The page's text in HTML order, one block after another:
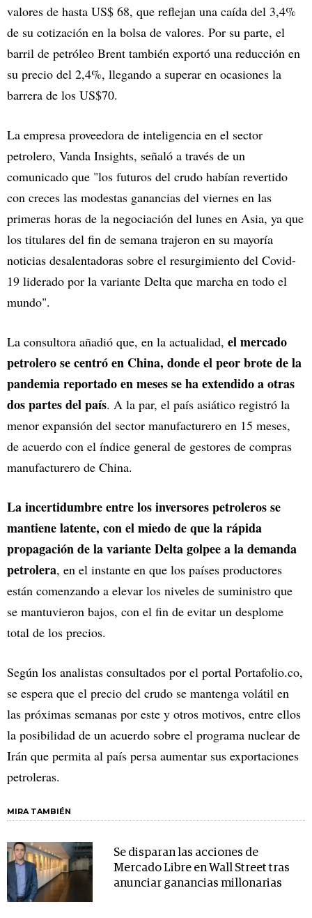
valores de hasta US$ 68, que reflejan una caída del 3,4%
de su cotización en la bolsa de valores. Por su parte, el
barril de petróleo Brent también exportó una reducción en
su precio del 2,4%, llegando a superar en ocasiones la
barrera de los US$70.
La empresa proveedora de inteligencia en el sector
petrolero, Vanda Insights, señaló a través de un
comunicado que "los futuros del crudo habían revertido
con creces las modestas ganancias del viernes en las
primeras horas de la negociación del lunes en Asia, ya que
los titulares del fin de semana trajeron en su mayoría
noticias desalentadoras sobre el resurgimiento del Covid-
19 liderado por la variante Delta que marcha en todo el
mundo".
La consultora añadió que, en la actualidad, el mercado
petrolero se centró en China, donde el peor brote de la
pandemia reportado en meses se ha extendido a otras
dos partes del país. A la par, el país asiático registró la
menor expansión del sector manufacturero en 15 meses,
de acuerdo con el índice general de gestores de compras
manufacturero de China.
La incertidumbre entre los inversores petroleros se
mantiene latente, con el miedo de que la rápida
propagación de la variante Delta golpee a la demanda
petrolera, en el instante en que los países productores
están comenzando a elevar los niveles de suministro que
se mantuvieron bajos, con el fin de evitar un desplome
total de los precios.
Según los analistas consultados por el portal Portafolio.co,
se espera que el precio del crudo se mantenga volátil en
las próximas semanas por este y otros motivos, entre ellos
la posibilidad de un acuerdo sobre el programa nuclear de
Irán que permita al país persa aumentar sus exportaciones
petroleras.
MIRA TAMBIÉN
Se disparan las acciones de
Mercado Libre en Wall Street tras
anunciar ganancias millonarias